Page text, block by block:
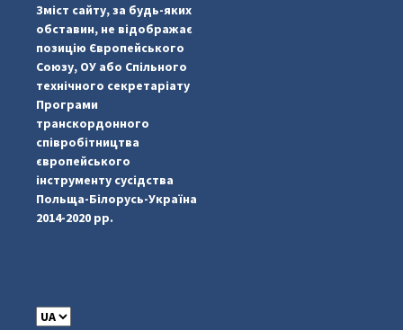
#PipIvanToday
Зміст сайту, за будь-яких
обставин, не відображає
позицію Європейського
Союзу, ОУ або Спільного
технічного секретаріату
Програми
транскордонного
співробітництва
європейського
інструменту сусідства
Польща-Білорусь-Україна
2014-2020 рр.
C